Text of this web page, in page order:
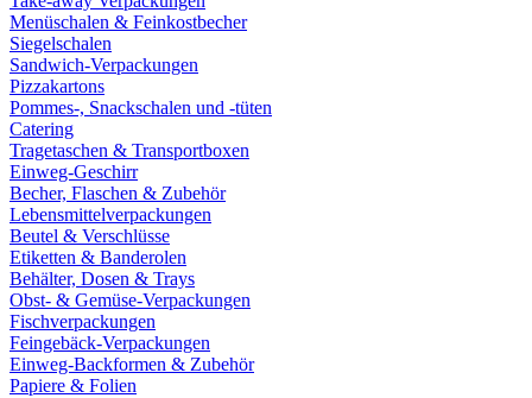
Menüschalen & Feinkostbecher
Siegelschalen
Sandwich-Verpackungen
Pizzakartons
Pommes-, Snackschalen und -tüten
Catering
Tragetaschen & Transportboxen
Einweg-Geschirr
Becher, Flaschen & Zubehör
Lebensmittelverpackungen
Beutel & Verschlüsse
Etiketten & Banderolen
Behälter, Dosen & Trays
Obst- & Gemüse-Verpackungen
Fischverpackungen
Feingebäck-Verpackungen
Einweg-Backformen & Zubehör
Papiere & Folien